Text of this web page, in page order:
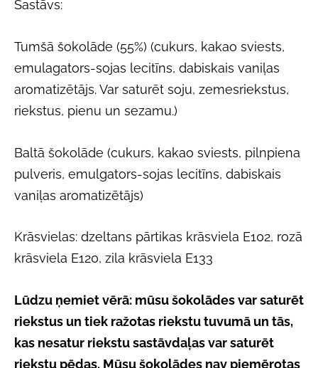
Sastāvs:
Tumšā šokolāde (55%) (cukurs, kakao sviests,
emulagators-sojas lecitīns, dabiskais vaniļas
aromatizētājs. Var saturēt soju, zemesriekstus,
riekstus, pienu un sezamu.)
Baltā šokolāde (cukurs, kakao sviests, pilnpiena
pulveris, emulgators-sojas lecitīns, dabiskais
vaniļas aromatizētājs)
Krāsvielas: dzeltans pārtikas krāsviela E102, rozā
krāsviela E120, zila krāsviela E133
Lūdzu ņemiet vērā: mūsu šokolādes var saturēt
riekstus un tiek ražotas riekstu tuvumā un tās,
kas nesatur riekstu sastāvdaļas var saturēt
riekstu pēdas. Mūsu šokolādes nav piemērotas